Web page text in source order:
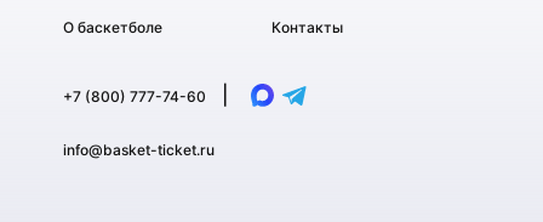
О баскетболе Контакты
+7 (800) 777-74-60
info@basket-ticket.ru